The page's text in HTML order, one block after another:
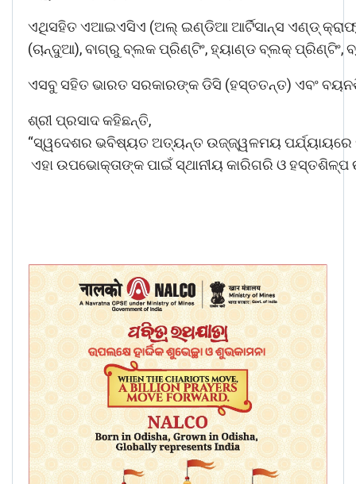
ଏଥିସହିତ ଏଆଇଏସିଏ (ଅଲ୍‍ ଇଣ୍ଡିଆ ଆର୍ଟିସାନ୍‍ସ ଏଣ୍ଡ୍
(ଚାନ୍ଦୁଆ), ବାଗ୍ରୁ ବ୍ଲକ ପ୍ରିଣ୍ଟିଂ, ହ୍ୟାଣ୍ଡ ବ୍ଲକ୍
ଏସବୁ ସହିତ ଭାରତ ସରକାରଙ୍କ ଡିସି (ହସ୍ତତନ୍ତ) ଏବଂ
ଶ୍ରୀ ପ୍ରସାଦ କହିଛନ୍ତି,
“ସ୍ୱଦେଶର ଭବିଷ୍ୟତ ଅତ୍ୟନ୍ତ ଉଜ୍ଜ୍ୱଳମୟ ପର୍ଯ୍ୟାୟରେ
ଏହା ଉପଭୋକ୍ତାଙ୍କ ପାଇଁ ସ୍ଥାନୀୟ କାରିଗରି ଓ